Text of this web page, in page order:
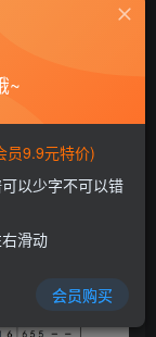
~
员9.9元特价)
以少字不可以错
滑动
会员购买